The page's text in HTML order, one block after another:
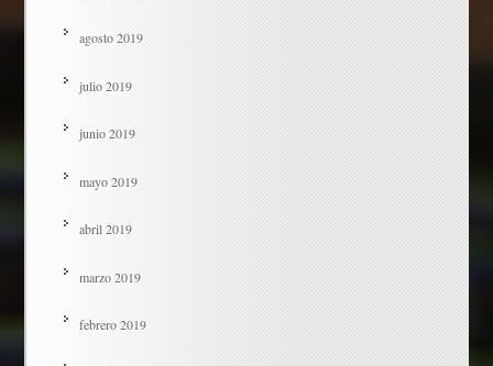
agosto 2019
julio 2019
junio 2019
mayo 2019
abril 2019
marzo 2019
febrero 2019